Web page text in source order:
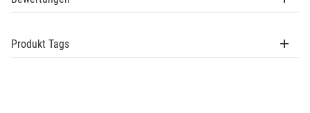
Produkt Tags